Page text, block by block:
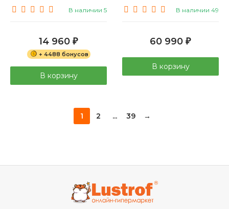
В наличии 5
14 960 ₽
+ 4488 бонусов
В корзину
В наличии 49
60 990 ₽
В корзину
1 2 ... 39 →